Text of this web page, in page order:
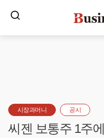
시장과머니 공시
씨젠 보통주 1주